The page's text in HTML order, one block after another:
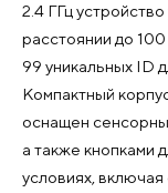
2.4 ГГц
расстоянии до 100
99 уникальных ID
Компактный
оснащен
а также кнопками
условиях,